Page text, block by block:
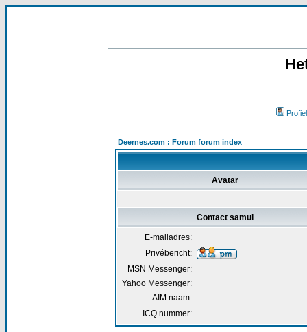
Profiel
Deernes.com : Forum forum index
Avatar
Contact samui
E-mailadres:
Privébericht:
MSN Messenger:
Yahoo Messenger:
AIM naam:
ICQ nummer: